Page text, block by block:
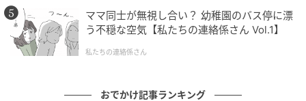
ママ同士が無視し合い？ 幼稚園のバス停に漂
う不穏な空気【私たちの連絡係さん Vol.1】
私たちの連絡係さん
おでかけ記事ランキング